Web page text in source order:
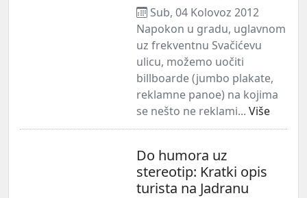
Sub, 04 Kolovoz 2012
Napokon u gradu, uglavnom
uz frekventnu Svačićevu
ulicu, možemo uočiti
billboarde (jumbo plakate,
reklamne panoe) na kojima
se nešto ne reklami... Više
Do humora uz
stereotip: Kratki opis
turista na Jadranu